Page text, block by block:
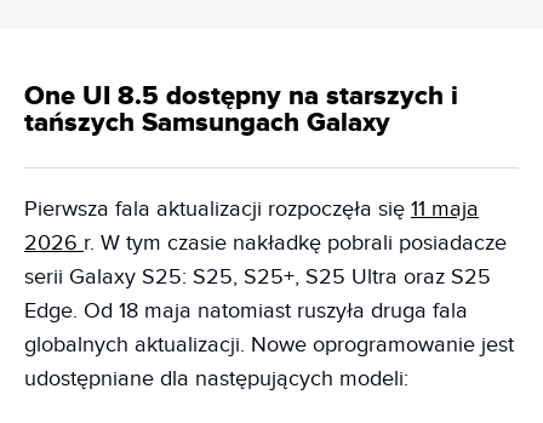
One UI 8.5 dostępny na starszych i
tańszych Samsungach Galaxy
Pierwsza fala aktualizacji rozpoczęła się 11 maja
2026 r. W tym czasie nakładkę pobrali posiadacze
serii Galaxy S25: S25, S25+, S25 Ultra oraz S25
Edge. Od 18 maja natomiast ruszyła druga fala
globalnych aktualizacji. Nowe oprogramowanie jest
udostępniane dla następujących modeli: